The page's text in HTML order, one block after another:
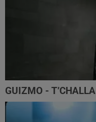
GUIZMO - T’CHALLA